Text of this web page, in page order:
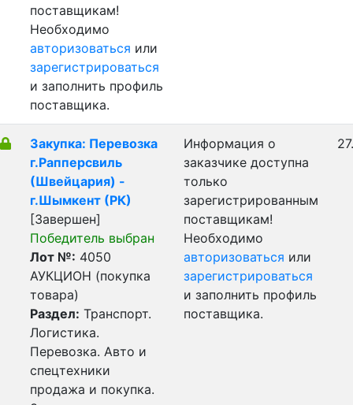
поставщикам!
Необходимо
авторизоваться или
зарегистрироваться
и заполнить профиль
поставщика.
Закупка: Перевозка
г.Рапперсвиль
(Швейцария) -
г.Шымкент (РК)
[Завершен]
Победитель выбран
Лот №: 4050
АУКЦИОН (покупка
товара)
Раздел: Транспорт.
Логистика.
Перевозка. Авто и
спецтехники
продажа и покупка.
Информация о
заказчике доступна
только
зарегистрированным
поставщикам!
Необходимо
авторизоваться или
зарегистрироваться
и заполнить профиль
поставщика.